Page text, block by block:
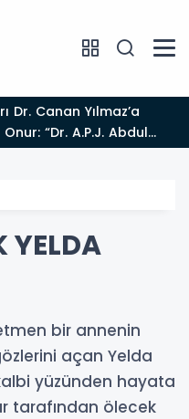
“Dr. A.P.J. Abdul
2026”
YELDA
bir annenin
açan Yelda
yüzünden hayata
tarafından ölecek